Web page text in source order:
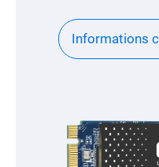
Informations